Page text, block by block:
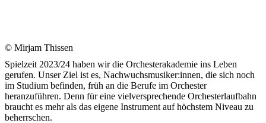
© Mirjam Thissen
Spielzeit 2023/24 haben wir die Orchesterakademie ins Leben
gerufen. Unser Ziel ist es, Nachwuchsmusiker:innen, die sich noch
im Studium befinden, früh an die Berufe im Orchester
heranzuführen. Denn für eine vielversprechende Orchesterlaufbahn
braucht es mehr als das eigene Instrument auf höchstem Niveau zu
beherrschen.